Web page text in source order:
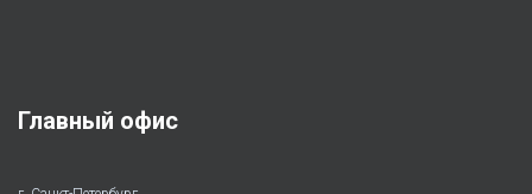
Главный офис